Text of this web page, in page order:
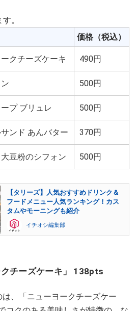
。
価格（税込）
クチーズケーキ 490円
500円
プ ブリュレ 500円
ンド あんバター 370円
豆粉のシフォン 500円
【タリーズ】人気おすすめドリンク＆
フードメニュー人気ランキング！カス
タムやモーニングも紹介
イチオシ編集部
チーズケーキ」 138pts
、「ニューヨークチーズケー